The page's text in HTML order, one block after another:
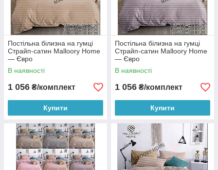
Постільна білизна на гумці
Страйп-сатин Malloory Home
— Євро
В наявності
1 056 ₴/комплект
Купити
Постільна білизна на гумці
Страйп-сатин Malloory Home
— Євро
В наявності
1 056 ₴/комплект
Купити